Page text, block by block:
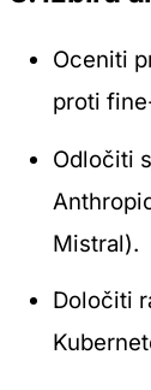
Oceniti
proti
Odločiti
Mistral).
Določiti